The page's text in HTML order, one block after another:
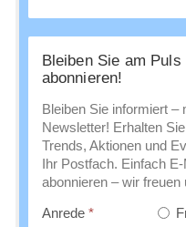
Bleiben Sie am
abonnieren!
Bleiben Sie informiert –
Newsletter! Erhalten
Trends, Aktionen und
Ihr Postfach. Einfach
abonnieren – wir freuen
Anrede *